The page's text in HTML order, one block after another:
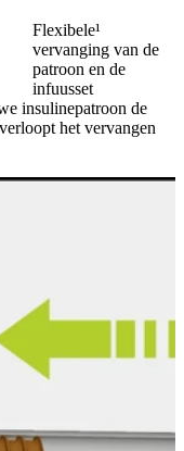
Flexibele¹
vervanging van de
patroon en de
infuusset
insulinepatroon de
het vervangen